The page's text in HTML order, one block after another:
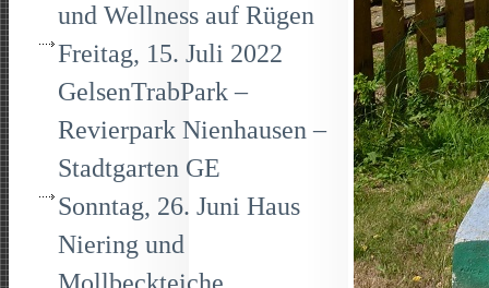
und Wellness auf Rügen
Freitag, 15. Juli 2022
GelsenTrabPark –
Revierpark Nienhausen –
Stadtgarten GE
Sonntag, 26. Juni Haus
Niering und